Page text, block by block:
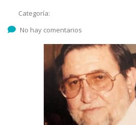
Categoría:
No hay comentarios